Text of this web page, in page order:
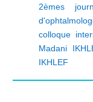
2èmes
colloque
Madani
IKHLEF